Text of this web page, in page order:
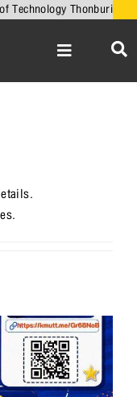
Technology Thonburi
Toggle
Navigation